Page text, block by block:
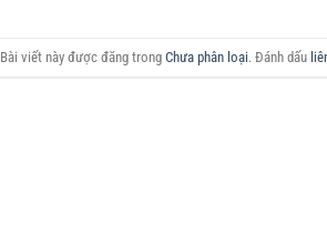
Bài viết này được đăng trong Chưa phân loại. Đánh dấu